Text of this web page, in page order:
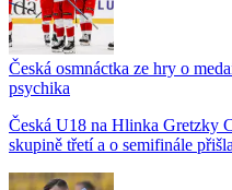
Česká osmnáctka ze hry o
psychika
Česká U18 na Hlinka Gretzky
skupině třetí a o semifinále